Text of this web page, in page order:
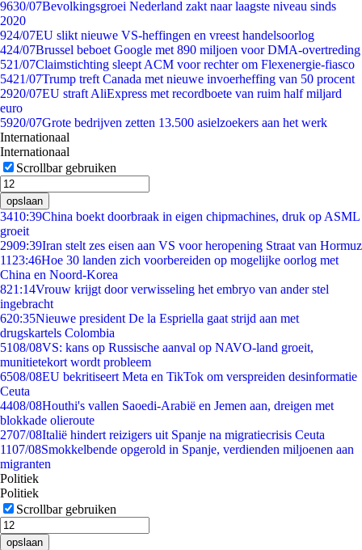
9630/07Bevolkingsgroei Nederland zakt naar laagste niveau sinds
2020
924/07EU slikt nieuwe VS-heffingen en vreest handelsoorlog
424/07Brussel beboet Google met 890 miljoen voor DMA-overtreding
521/07Claimstichting sleept ACM voor rechter om Flexenergie-fiasco
5421/07Trump treft Canada met nieuwe invoerheffing van 50 procent
2920/07EU straft AliExpress met recordboete van ruim half miljard
euro
5920/07Grote bedrijven zetten 13.500 asielzoekers aan het werk
Internationaal
Internationaal
Scrollbar gebruiken
opslaan
3410:39China boekt doorbraak in eigen chipmachines, druk op ASML
groeit
2909:39Iran stelt zes eisen aan VS voor heropening Straat van Hormuz
11 23:46Hoe 30 landen zich voorbereiden op mogelijke oorlog met
China en Noord-Korea
821:14Vrouw krijgt door verwisseling het embryo van ander stel
ingebracht
620:35Nieuwe president De la Espriella gaat strijd aan met
drugskartels Colombia
5108/08VS: kans op Russische aanval op NAVO-land groeit,
munitietekort wordt probleem
6508/08EU bekritiseert Meta en TikTok om verspreiden desinformatie
Ceuta
4408/08Houthi's vallen Saoedi-Arabië en Jemen aan, dreigen met
blokkade olieroute
2707/08Italië hindert reizigers uit Spanje na migratiecrisis Ceuta
1107/08Smokkelbende opgerold in Spanje, verdienden miljoenen aan
migranten
Politiek
Politiek
Scrollbar gebruiken
opslaan